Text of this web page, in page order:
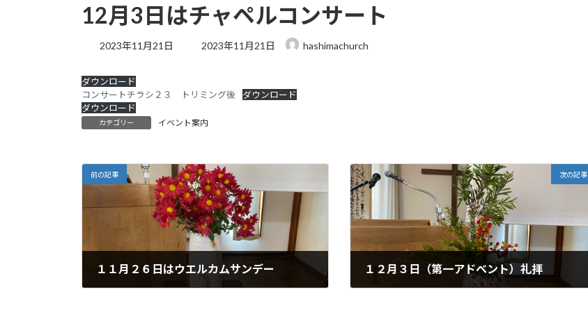
12月3日はチャペルコンサート
2023年11月21日
最
日
:
2023年11月21日 hashimachurch
ダウンロード
コンサートチラシ２３ トリミング後
ダウンロード
ダウンロード
カテゴリー イベント案内
前の記事
１１月２６日はウエルカムサンデー
次の記事
１２月３日（第一アドベント）礼拝